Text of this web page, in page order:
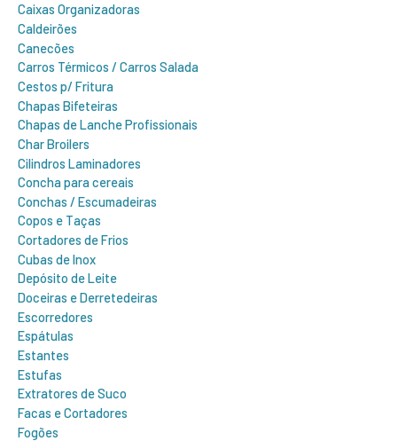
Caixas Organizadoras
Caldeirões
Canecões
Carros Térmicos / Carros Salada
Cestos p/ Fritura
Chapas Bifeteiras
Chapas de Lanche Profissionais
Char Broilers
Cilindros Laminadores
Concha para cereais
Conchas / Escumadeiras
Copos e Taças
Cortadores de Frios
Cubas de Inox
Depósito de Leite
Doceiras e Derretedeiras
Escorredores
Espátulas
Estantes
Estufas
Extratores de Suco
Facas e Cortadores
Fogões